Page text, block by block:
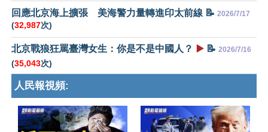
回應北京海上擴張 美海警力量轉進印太前線 📝 2026/7/17
(32,987次)
北京戰狼狂罵臺灣女生：你是不是中國人？ ▶️ 📝 2026/7/16
(35,043次)
人民報視頻: